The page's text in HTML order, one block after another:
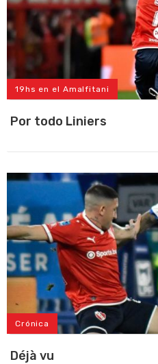
19hs en el Amalfitani
Por todo Liniers
Crónica
Déjà vu